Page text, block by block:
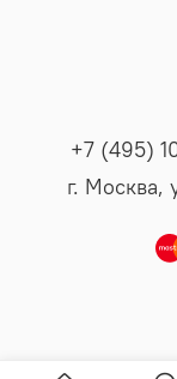
+7 (495)
г. Москва,